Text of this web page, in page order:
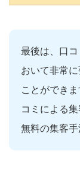
最後は、口
おいて非常
ことができ
コミによる
無料の集客手